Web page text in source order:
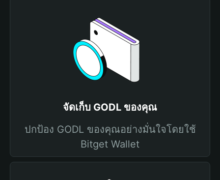
จัดเก็บ GODL ของคุณ
ปกป้อง GODL ของคุณอย่างมั่นใจโดยใช้
Bitget Wallet